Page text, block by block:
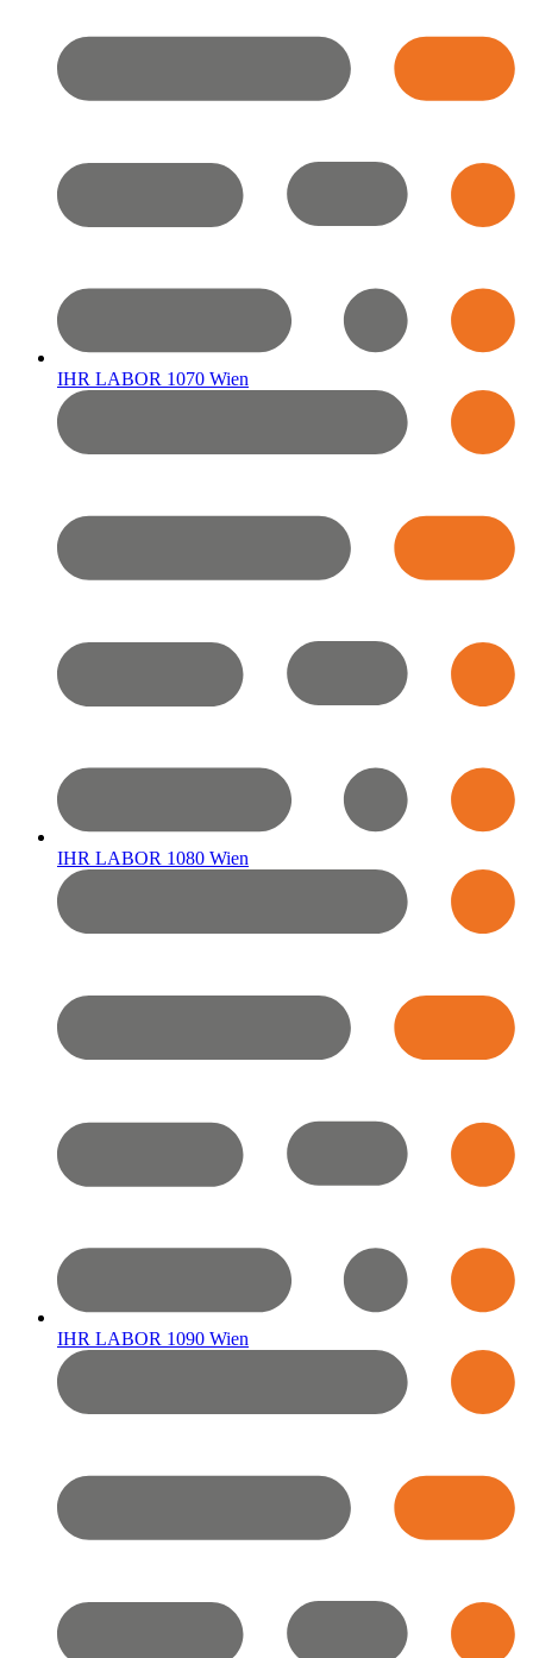
IHR LABOR 1070 Wien
IHR LABOR 1080 Wien
IHR LABOR 1090 Wien